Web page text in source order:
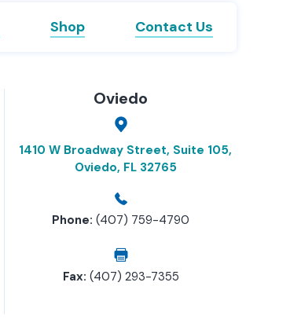
Shop Contact Us
Oviedo
1410 W Broadway Street, Suite 105,
Oviedo, FL 32765
Phone:(407) 759-4790
Fax: (407) 293-7355